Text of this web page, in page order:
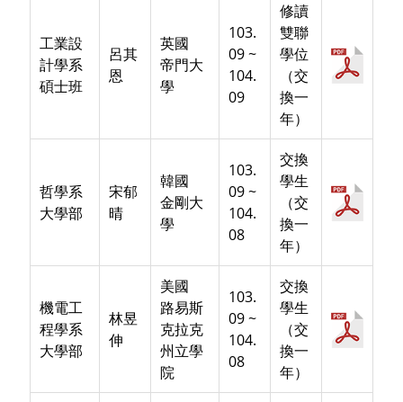
工業設
計學系
碩士班
呂其
恩
英國
帝門大
學
103.
09 ~
104.
09
修讀
雙聯
學位
（交
換一
年）
哲學系
大學部
宋郁
晴
韓國
金剛大
學
103.
09 ~
104.
08
交換
學生
（交
換一
年）
機電工
程學系
大學部
林昱
伸
美國
路易斯
克拉克
州立學
院
103.
09 ~
104.
08
交換
學生
（交
換一
年）